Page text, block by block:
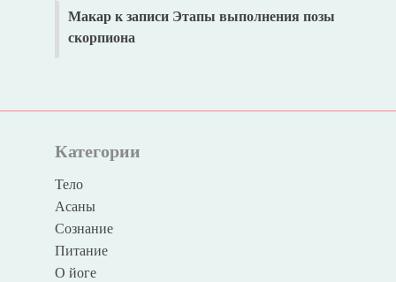
Макарк записи Этапы выполнения позы
скорпиона
Категории
Тело
Асаны
Сознание
Питание
О йоге